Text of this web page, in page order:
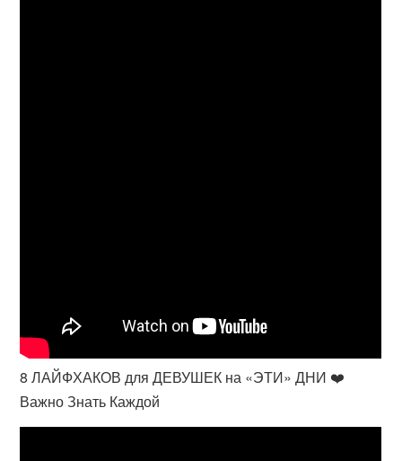
8 ЛАЙФХАКОВ для ДЕВУШЕК на «ЭТИ» ДНИ ❤️
Важно Знать Каждой